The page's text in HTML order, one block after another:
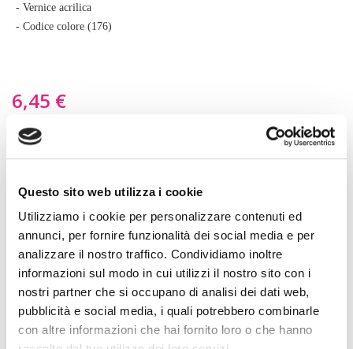
Questo sito web utilizza i cookie
Utilizziamo i cookie per personalizzare contenuti ed
annunci, per fornire funzionalità dei social media e per
analizzare il nostro traffico. Condividiamo inoltre
informazioni sul modo in cui utilizzi il nostro sito con i
nostri partner che si occupano di analisi dei dati web,
pubblicità e social media, i quali potrebbero combinarle
con altre informazioni che hai fornito loro o che hanno
immagini
- Vernice acrilica
- Codice colore (176)
6,45 €
Capacità
NEL CESTINO
Descrizione prodotto
D'ora in poi potrai verniciare o ritoccare da solo qualsiasi pelle.
Le vernici acriliche della marca Angelus sono senza odore e
adatte alla verniciatura di scarpe, cinture, portamonete, borse,